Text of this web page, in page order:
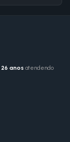
26 anos atendendo